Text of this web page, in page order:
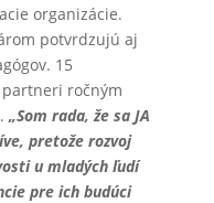
organizácie.
potvrdzujú aj
15
ročným
„Som rada, že sa JA
pretože rozvoj
u mladých ľudí
pre ich budúci